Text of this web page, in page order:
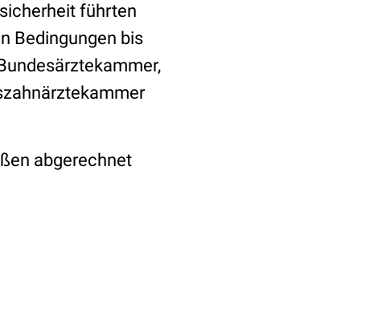
führten
Bedingungen bis
abgerechnet